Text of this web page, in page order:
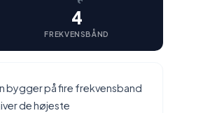
4
FREKVENSBÅND
bygger på fire frekvensband
de højeste